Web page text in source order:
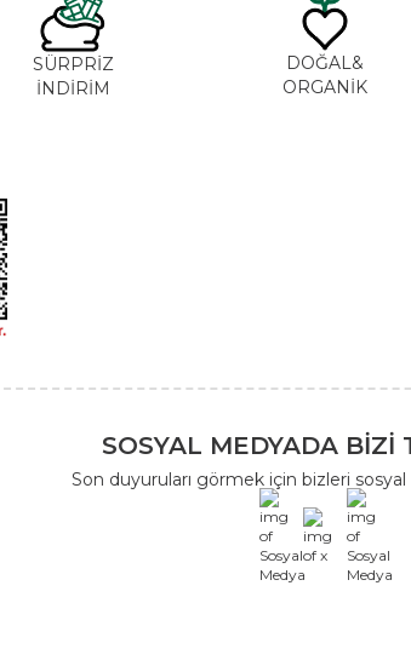
SÜRPRİZ
İNDİRİM
DOĞAL&
ORGANİK
SOSYAL MEDYADA BİZİ
Son duyuruları görmek için bizleri
x